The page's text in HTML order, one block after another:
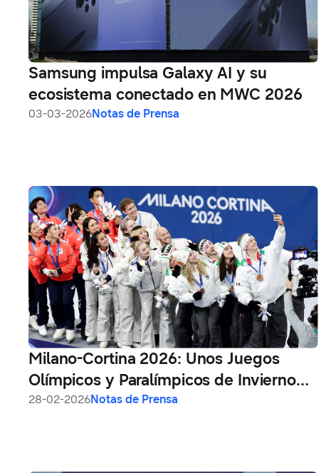
Samsung impulsa Galaxy AI y su
ecosistema conectado en MWC 2026
03-03-2026Notas de Prensa
Milano-Cortina 2026: Unos Juegos
Olímpicos y Paralímpicos de Invierno
conectados con la tecnología de
28-02-2026Notas de Prensa